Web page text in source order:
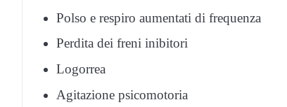
Polso e respiro aumentati di frequenza
Perdita dei freni inibitori
Logorrea
Agitazione psicomotoria